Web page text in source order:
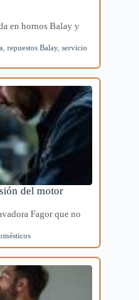
en hornos Balay y
repuestos Balay, servicio
del motor
Fagor que no